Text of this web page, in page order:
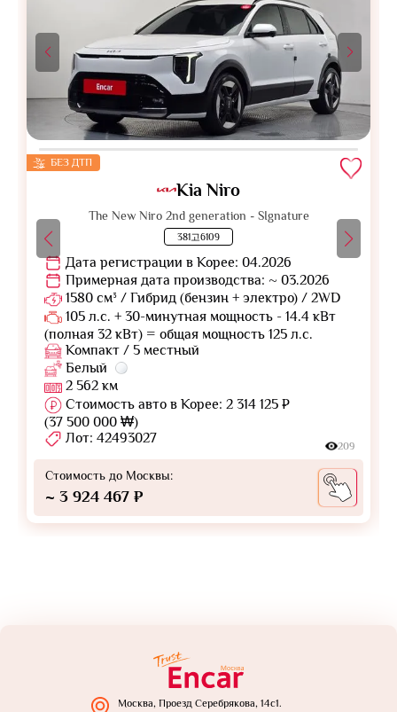
БЕЗ ДТП
Kia Niro
The New Niro 2nd generation - SIgnature
381고6109
Дата регистрации в Корее: 04.2026
Примерная дата производства: ~ 03.2026
1580 см³ / Гибрид (бензин + электро) / 2WD
105 л.с. + 30-минутная мощность - 14.4 кВт
(полная 32 кВт) = общая мощность 125 л.с.
Компакт / 5 местный
Белый
2 562 км
Стоимость авто в Корее: 2 314 125 ₽
(37 500 000 ₩)
Лот: 42493027
209
Стоимость до Москвы:
~ 3 924 467 ₽
Москва, Проезд Серебрякова, 14с1.